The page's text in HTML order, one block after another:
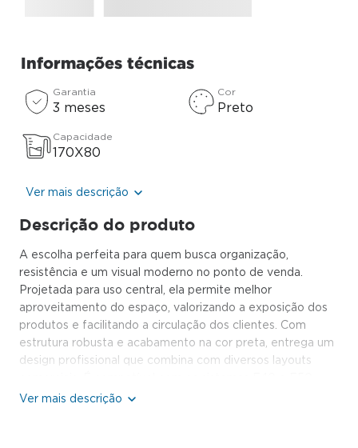
Informações técnicas
Garantia
3 meses
Cor
Preto
Capacidade
170X80
Ver mais descrição
Descrição do produto
A escolha perfeita para quem busca organização,
resistência e um visual moderno no ponto de venda.
Projetada para uso central, ela permite melhor
aproveitamento do espaço, valorizando a exposição dos
produtos e facilitando a circulação dos clientes. Com
estrutura robusta e acabamento na cor preta, entrega um
design profissional que combina com diversos layouts
assegurando versatilidade na montagem e adaptação